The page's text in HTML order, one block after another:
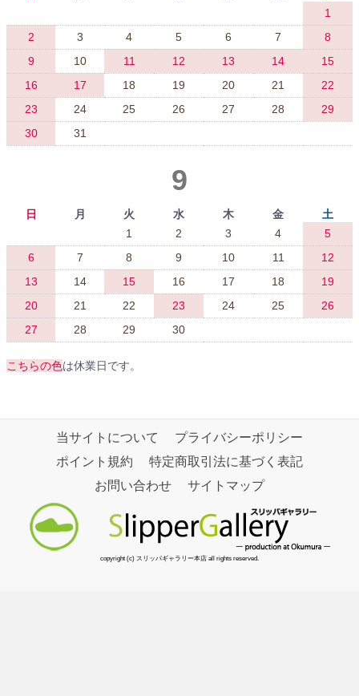
1
2
3 4 5 6 7
8
9
10 11 12 13 14
15
16
17 18 19 20 21
22
23
24 25 26 27 28
29
30
31
9
日 月 火 水 木 金
土
1
2 3 4
5
6
7 8 9 10 11
12
13
14 15 16 17 18
19
20
21 22 23 24 25
26
27
28 29 30
こちらの色は休業日です。
当サイトについて
プライバシーポリシー
ポイント規約
特定商取引法に基づく表記
お問い合わせ
サイトマップ
copyright (c) スリッパギャラリー本店 all rights reserved.